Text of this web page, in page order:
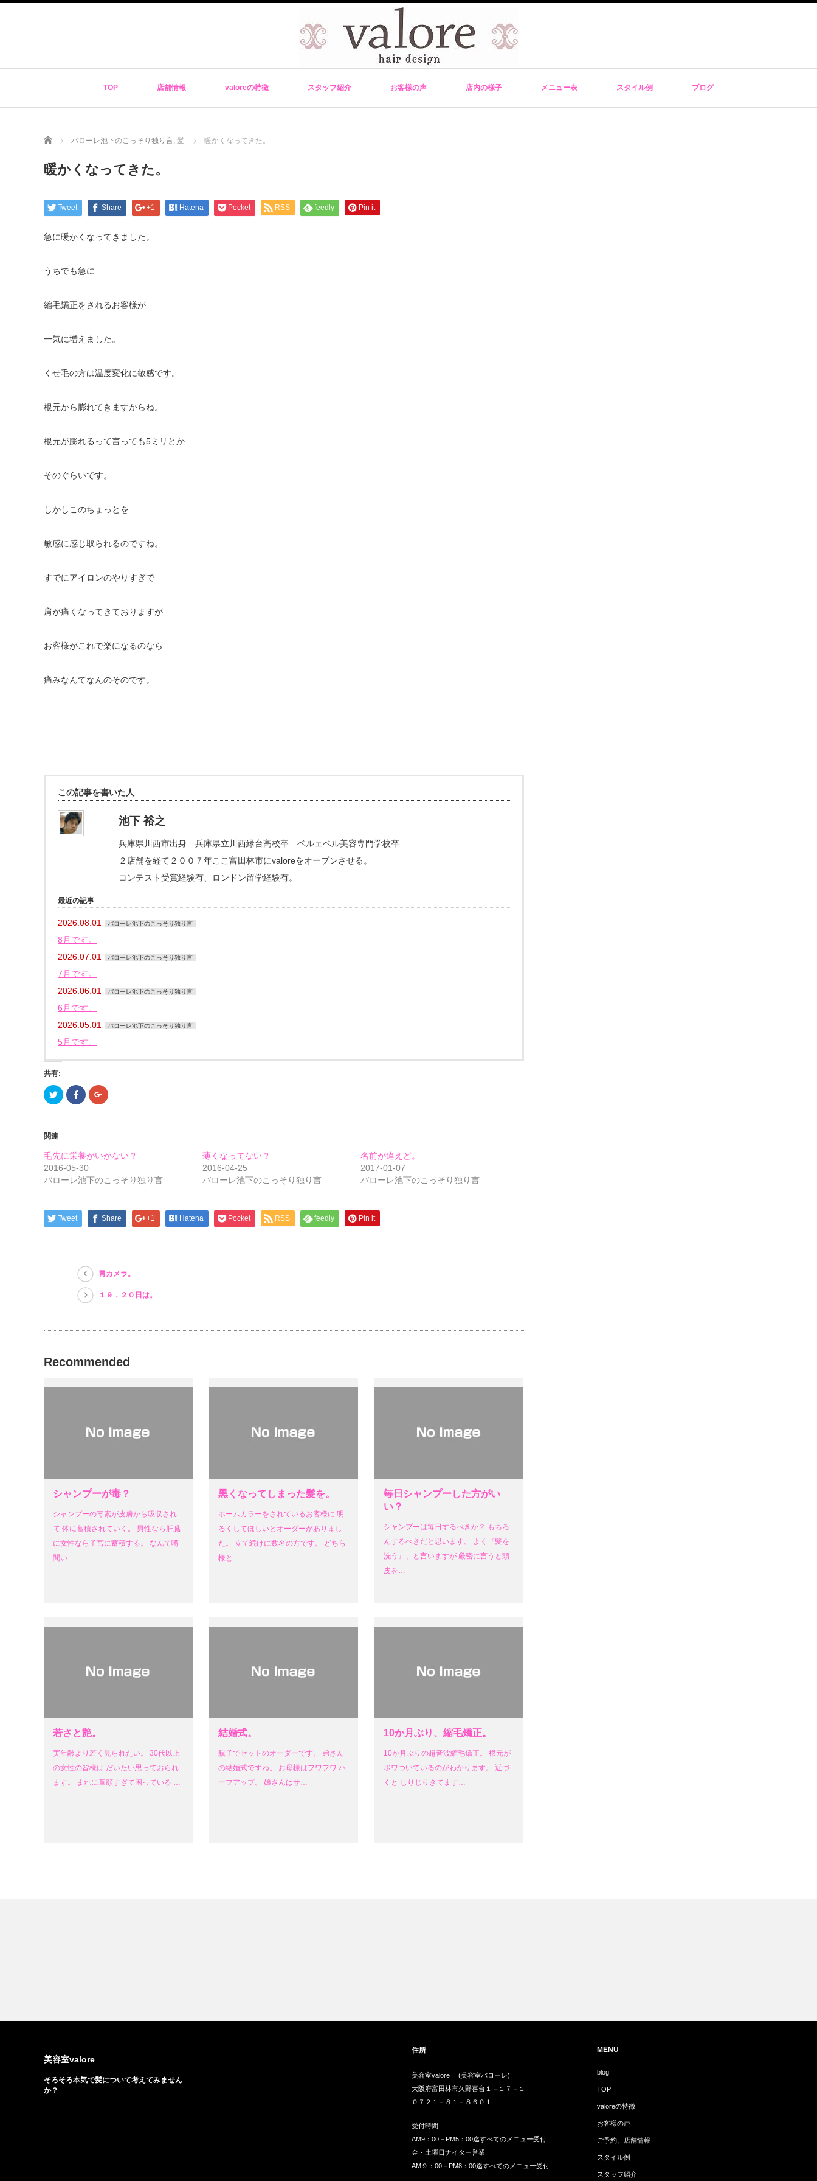
TOP 店舗情報 valoreの特徴 スタッフ紹介 お客様の声 店内の様子 メニュー表 スタイル例 ブログ
Home バローレ池下のこっそり独り言, 髪 暖かくなってきた。
暖かくなってきた。
Tweet Share +1 Hatena Pocket RSS feedly Pin it
急に暖かくなってきました。
うちでも急に
縮毛矯正をされるお客様が
一気に増えました。
くせ毛の方は温度変化に敏感です。
根元から膨れてきますからね。
根元が膨れるって言っても5ミリとか
そのぐらいです。
しかしこのちょっとを
敏感に感じ取られるのですね。
すでにアイロンのやりすぎで
肩が痛くなってきておりますが
お客様がこれで楽になるのなら
痛みなんてなんのそのです。
この記事を書いた人
池下 裕之
兵庫県川西市出身 兵庫県立川西緑台高校卒 ベルェベル美容専門学校卒
２店舗を経て２００７年ここ富田林市にvaloreをオープンさせる。
コンテスト受賞経験有、ロンドン留学経験有。
最近の記事
2026.08.01 バローレ池下のこっそり独り言
8月です。
2026.07.01
バローレ池下のこっそり独り言
7月です。
2026.06.01
バローレ池下のこっそり独り言
6月です。
2026.05.01
バローレ池下のこっそり独り言
5月です。
共有:
ク
リ
し
共
有
(新
し
い
ド
ウ
で
Facebook
で
ク
リ
ッ
ク
し
さ
(新
ド
ウ
で
開
き
ま
ク
リ
共
有
い
ド
ウ
で
関連
毛先に栄養がいかない？
2016-05-30
バローレ池下のこっそり独り言
薄くなってない？
2016-04-25
バローレ池下のこっそり独り言
名前が違えど。
2017-01-07
バローレ池下のこっそり独り言
Tweet Share +1 Hatena Pocket RSS feedly Pin it
胃カメラ。
１９．２０日は。
Recommended
シャンプーが毒？
シャンプーの毒素が皮膚から吸収され
て 体に蓄積されていく。 男性なら肝臓
に女性なら子宮に蓄積する。 なんて噂
聞い…
黒くなってしまった髪を。
ホームカラーをされているお客様に 明
るくしてほしいとオーダーがありまし
た。 立て続けに数名の方です。 どちら
様と…
毎日シャンプーした方がい
い？
シャンプーは毎日するべきか？ もちろ
んするべきだと思います。 よく『髪を
洗う』、と言いますが 厳密に言うと頭
皮を…
若さと艶。
実年齢より若く見られたい。 30代以上
の女性の皆様は だいたい思っておられ
ます。 まれに童顔すぎて困っている …
結婚式。
親子でセットのオーダーです。 弟さん
の結婚式ですね。 お母様はフワフワ ハ
ーフアップ。 娘さんはサ…
10か月ぶり、縮毛矯正。
10か月ぶりの超音波縮毛矯正。 根元が
ボワついているのがわかります。 近づ
くと じりじりきてます…
美容室valore
そろそろ本気で髪について考えてみません
か？
住所
美容室valore (美容室バローレ)
大阪府富田林市久野喜台１－１７－１
０７２１－８１－８６０１
受付時間
AM9：00－PM5：00迄すべてのメニュー受付
金・土曜日ナイター営業
AM９：00－PM8：00迄すべてのメニュー受付
MENU
blog
TOP
valoreの特徴
お客様の声
ご予約、店舗情報
スタイル例
スタッフ紹介